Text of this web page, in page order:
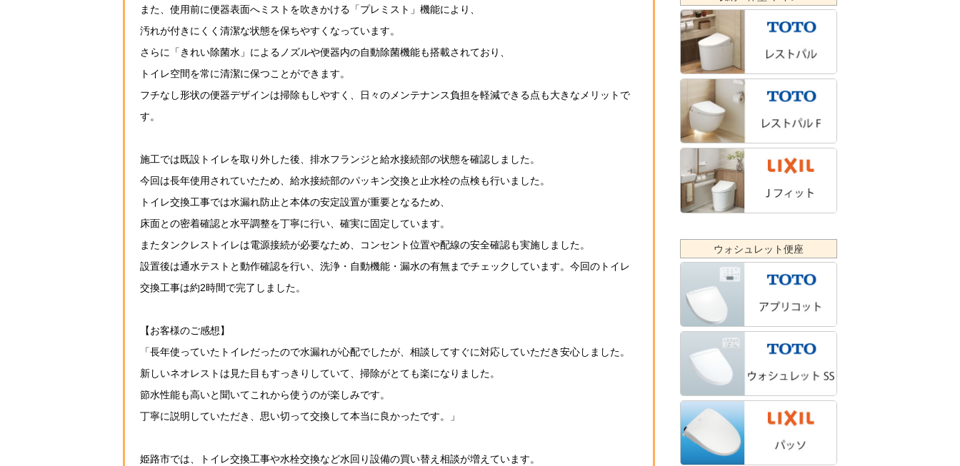
また、使用前に便器表面へミストを吹きかける「プレミスト」機能により、
汚れが付きにくく清潔な状態を保ちやすくなっています。
さらに「きれい除菌水」によるノズルや便器内の自動除菌機能も搭載されており、
トイレ空間を常に清潔に保つことができます。
フチなし形状の便器デザインは掃除もしやすく、日々のメンテナンス負担を軽減できる点も大きなメリットで
す。
施工では既設トイレを取り外した後、排水フランジと給水接続部の状態を確認しました。
今回は長年使用されていたため、給水接続部のパッキン交換と止水栓の点検も行いました。
トイレ交換工事では水漏れ防止と本体の安定設置が重要となるため、
床面との密着確認と水平調整を丁寧に行い、確実に固定しています。
またタンクレストイレは電源接続が必要なため、コンセント位置や配線の安全確認も実施しました。
設置後は通水テストと動作確認を行い、洗浄・自動機能・漏水の有無までチェックしています。今回のトイレ
交換工事は約2時間で完了しました。
【お客様のご感想】
「長年使っていたトイレだったので水漏れが心配でしたが、相談してすぐに対応していただき安心しました。
新しいネオレストは見た目もすっきりしていて、掃除がとても楽になりました。
節水性能も高いと聞いてこれから使うのが楽しみです。
丁寧に説明していただき、思い切って交換して本当に良かったです。」
姫路市では、トイレ交換工事や水栓交換など水回り設備の買い替え相談が増えています。
ウォシュレット便座